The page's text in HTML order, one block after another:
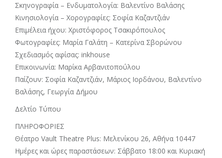
Σκηνογραφία – Ενδυματολογία: Βαλεντίνο Βαλάσης
Κινησιολογία – Χορογραφίες: Σοφία Καζαντζιάν
Επιμέλεια ήχου: Χριστόφορος Τσακιρόπουλος
Φωτογραφίες: Μαρία Γαλάτη – Κατερίνα Σβορώνου
Σχεδιασμός αφίσας: inkhouse
Επικοινωνία: Μαρίκα Αρβανιτοπούλου
Παίζουν: Σοφία Καζαντζιάν, Μάριος Ιορδάνου, Βαλεντίνο
Βαλάσης, Γεωργία Δήμου
Δελτίο Τύπου
ΠΛΗΡΟΦΟΡΙΕΣ
Θέατρο Vault Theatre Plus: Μελενίκου 26, Αθήνα 10447
Ημέρες και ώρες παραστάσεων: Σάββατο 18:00 και Κυριακή